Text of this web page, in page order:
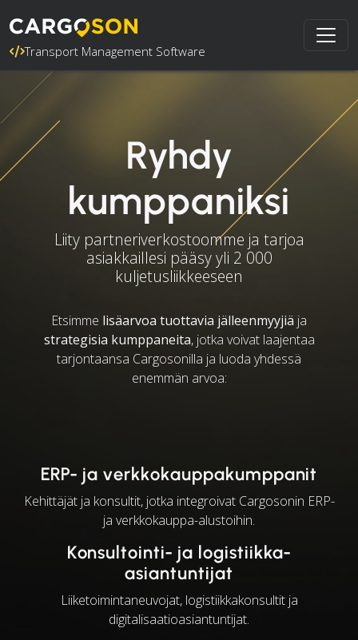
Transport Management Software
Ryhdy
kumppaniksi
Liity partneriverkostoomme ja tarjoa
asiakkaillesi pääsy yli 2 000
kuljetusliikkeeseen
Etsimme lisäarvoa tuottavia jälleenmyyjiä ja
strategisia kumppaneita, jotka voivat laajentaa
tarjontaansa Cargosonilla ja luoda yhdessä
enemmän arvoa:
ERP- ja verkkokauppakumppanit
Kehittäjät ja konsultit, jotka integroivat Cargosonin ERP-
ja verkkokauppa-alustoihin.
Konsultointi- ja logistiikka-
asiantuntijat
Liiketoimintaneuvojat, logistiikkakonsultit ja
digitalisaatioasiantuntijat.